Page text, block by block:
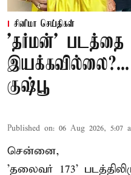
சினிமா செய்திகள்
'தர்மன்' படத்தை
குஷ்பூ
Published on: 06 Aug 2026, 5:07
சென்னை,
'தலைவர் 173'